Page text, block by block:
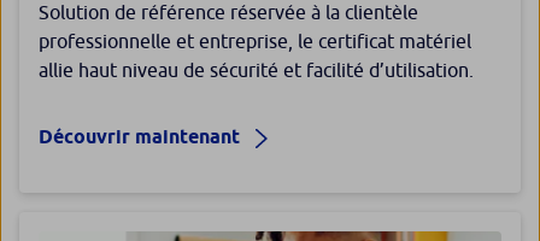
Solution de référence réservée à la clientèle
professionnelle et entreprise, le certificat matériel
allie haut niveau de sécurité et facilité d’utilisation.
Découvrir maintenant